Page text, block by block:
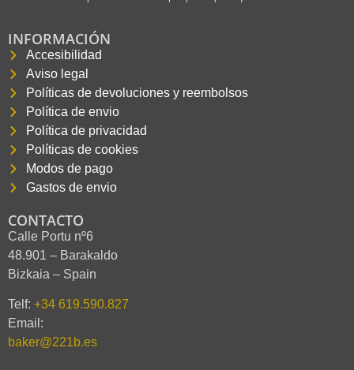
INFORMACIÓN
Accesibilidad
Aviso legal
Políticas de devoluciones y reembolsos
Política de envio
Política de privacidad
Políticas de cookies
Modos de pago
Gastos de envio
CONTACTO
Calle Portu nº6
48.901 – Barakaldo
Bizkaia – Spain
Telf: +34 619.590.827
Email:
baker@221b.es